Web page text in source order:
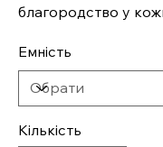
благородство у
Емність
Кількість